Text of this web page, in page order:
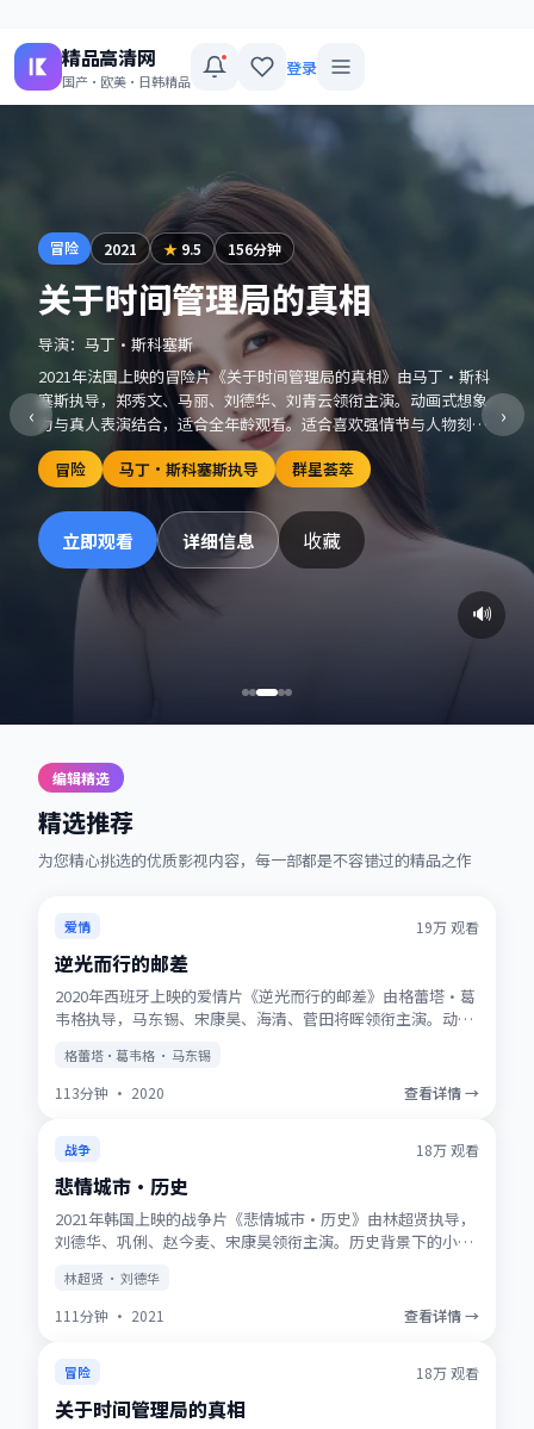
精品高清网
国产·欧美·日韩精品
登录
‹ ›
冒险 2021 ★ 9.5 156分钟
关于时间管理局的真相
导演： 马丁·斯科塞斯
2021年法国上映的冒险片《关于时间管理局的真相》由马丁·斯科
塞斯执导，郑秀文、马丽、刘德华、刘青云领衔主演。动画式想象
力与真人表演结合，适合全年龄观看。适合喜欢强情节与人物刻画
的观众收藏观看。
冒险
马丁·斯科塞斯执导 群星荟萃
立即观看 详细信息 收藏
🔊
编辑精选
精选推荐
为您精心挑选的优质影视内容，每一部都是不容错过的精品之作
热播 ★7.2
爱情 19万观看
逆光而行的邮差
2020年西班牙上映的爱情片《逆光而行的邮差》由格蕾塔·葛
韦格执导，马东锡、宋康昊、海清、菅田将晖领衔主演。动画
度选择，观影体验稳定流畅。
格蕾塔·葛韦格 · 马东锡
113分钟 · 2020 查看详情 →
获奖 ★9.7
战争 18万观看
悲情城市·历史
2021年韩国上映的战争片《悲情城市·历史》由林超贤执导，
刘德华、巩俐、赵今麦、宋康昊领衔主演。历史背景下的小人
新，支持多终端流畅播放。
林超贤 · 刘德华
111分钟 · 2021 查看详情 →
NEW ★9.5
冒险 18万观看
关于时间管理局的真相